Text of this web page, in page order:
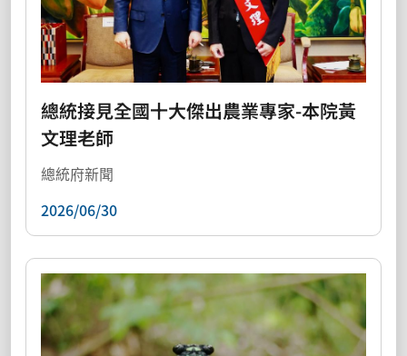
總統接見全國十大傑出農業專家-本院黃
文理老師
總統府新聞
2026/06/30